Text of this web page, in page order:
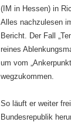
(IM in Hessen) in
Alles nachzulesen
Bericht. Der Fall
reines
um vom
wegzukommen.
So läuft er weiter
Bundesrepublik